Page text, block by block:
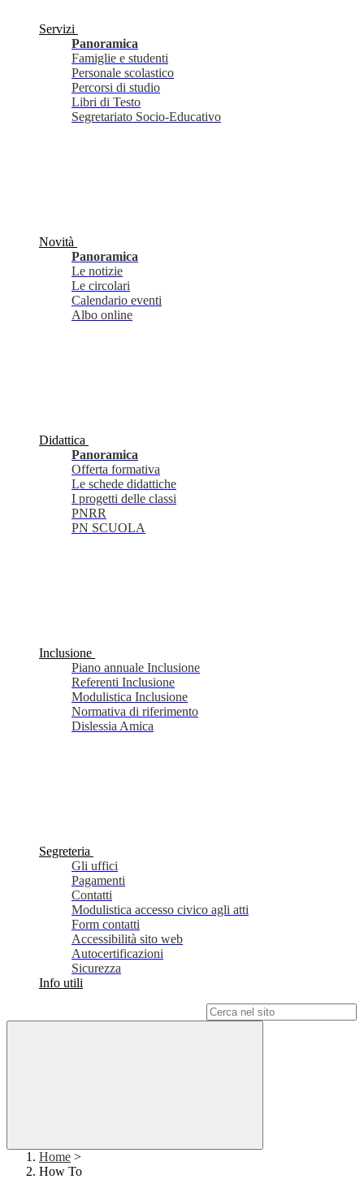
Servizi
Panoramica
Famiglie e studenti
Personale scolastico
Percorsi di studio
Libri di Testo
Segretariato Socio-Educativo
Novità
Panoramica
Le notizie
Le circolari
Calendario eventi
Albo online
Didattica
Panoramica
Offerta formativa
Le schede didattiche
I progetti delle classi
PNRR
PN SCUOLA
Inclusione
Piano annuale Inclusione
Referenti Inclusione
Modulistica Inclusione
Normativa di riferimento
Dislessia Amica
Segreteria
Gli uffici
Pagamenti
Contatti
Modulistica accesso civico agli atti
Form contatti
Accessibilità sito web
Autocertificazioni
Sicurezza
Info utili
Home >
How To